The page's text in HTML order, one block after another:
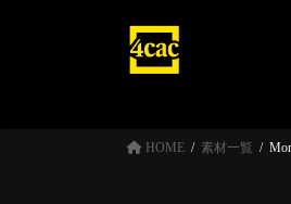
HOME 素材一覧